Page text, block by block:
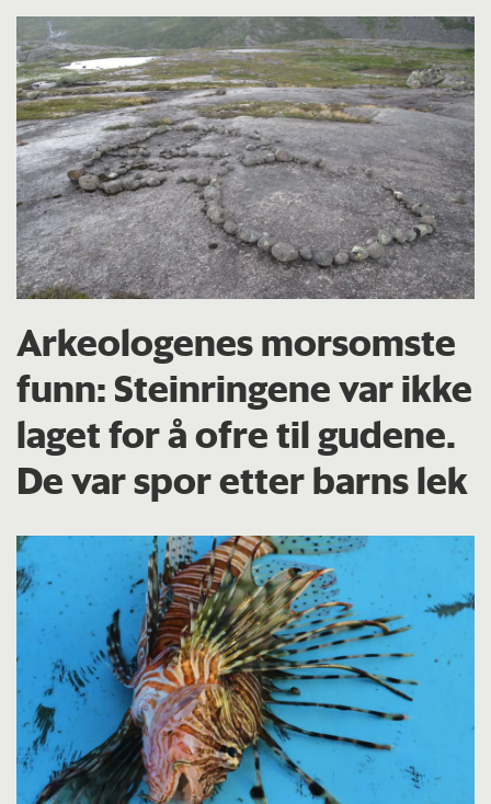
Arkeologenes morsomste
funn: Steinringene var ikke
laget for å ofre til gudene.
De var spor etter barns lek